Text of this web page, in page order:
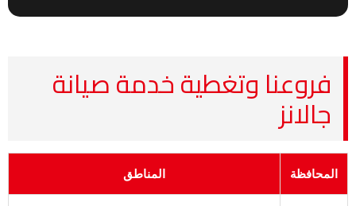
فروعنا وتغطية خدمة صيانة
جالانز
المحافظة المناطق